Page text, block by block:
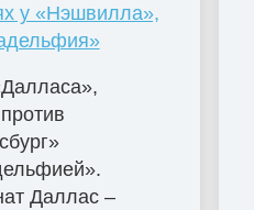
у «Нэшвилла»,
Даллас –